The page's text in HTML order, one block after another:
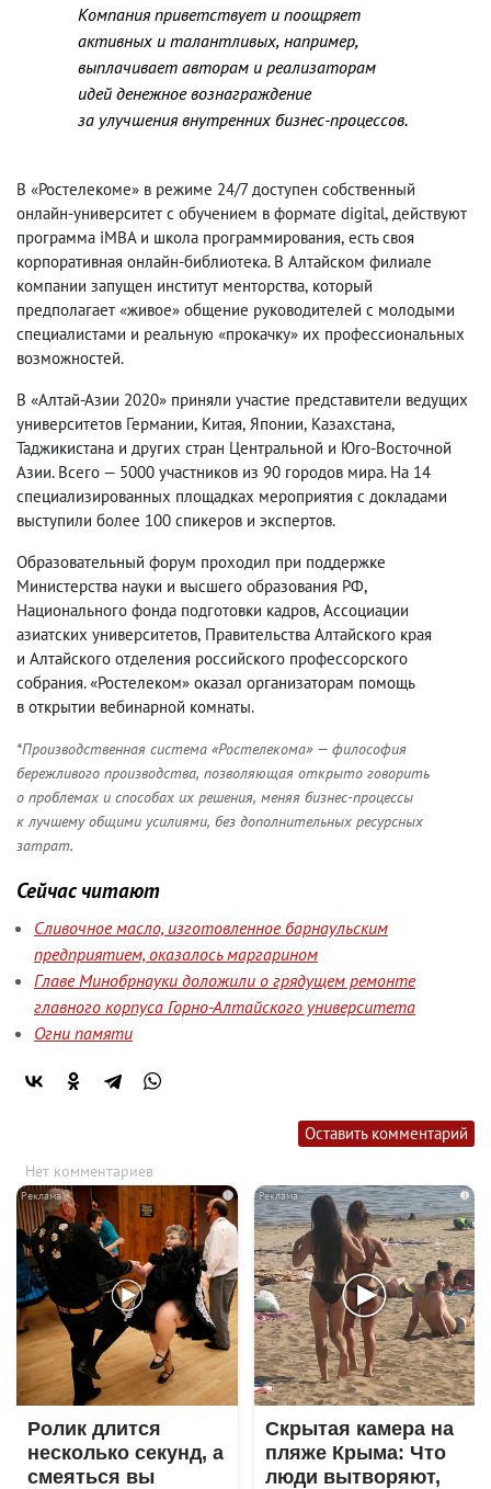
Компания приветствует и поощряет
активных и талантливых, например,
выплачивает авторам и реализаторам
идей денежное вознаграждение
за улучшения внутренних бизнес-процессов.
В «Ростелекоме» в режиме 24/7 доступен собственный
онлайн-университет с обучением в формате digital, действуют
программа iMBA и школа программирования, есть своя
корпоративная онлайн-библиотека. В Алтайском филиале
компании запущен институт менторства, который
предполагает «живое» общение руководителей с молодыми
специалистами и реальную «прокачку» их профессиональных
возможностей.
В «Алтай-Азии 2020» приняли участие представители ведущих
университетов Германии, Китая, Японии, Казахстана,
Таджикистана и других стран Центральной и Юго-Восточной
Азии. Всего — 5000 участников из 90 городов мира. На 14
специализированных площадках мероприятия с докладами
выступили более 100 спикеров и экспертов.
Образовательный форум проходил при поддержке
Министерства науки и высшего образования РФ,
Национального фонда подготовки кадров, Ассоциации
азиатских университетов, Правительства Алтайского края
и Алтайского отделения российского профессорского
собрания. «Ростелеком» оказал организаторам помощь
в открытии вебинарной комнаты.
*Производственная система «Ростелекома» — философия
бережливого производства, позволяющая открыто говорить
о проблемах и способах их решения, меняя бизнес-процессы
к лучшему общими усилиями, без дополнительных ресурсных
затрат.
Сейчас читают
Сливочное масло, изготовленное барнаульским
предприятием, оказалось маргарином
Главе Минобрнауки доложили о грядущем ремонте
главного корпуса Горно-Алтайского университета
Огни памяти
Оставить комментарий
Нет комментариев
i
Ролик длится
несколько секунд, а
смеяться вы
i
Скрытая камера на
пляже Крыма: Что
люди вытворяют,